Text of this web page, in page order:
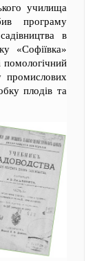
училища
програму
в
«Софіївка»
помологічний
промислових
плодів та